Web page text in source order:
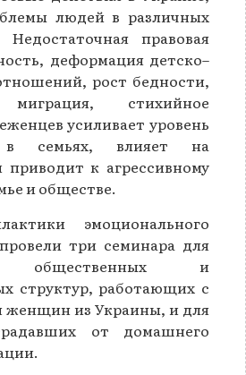
людей в различных
правовая
деформация детско–
рост бедности,
миграция, стихийное
усиливает уровень
в семьях, влияет на
приводит к агрессивному
и обществе.
эмоционального
три семинара для
общественных и
структур, работающих с
женщин из Украины, и для
от домашнего